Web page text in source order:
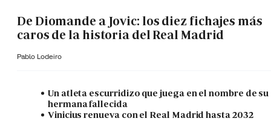
De Diomande a Jovic: los diez fichajes más
caros de la historia del Real Madrid
Pablo Lodeiro
Un atleta escurridizo que juega en el nombre de su
hermana fallecida
Vinicius renueva con el Real Madrid hasta 2032